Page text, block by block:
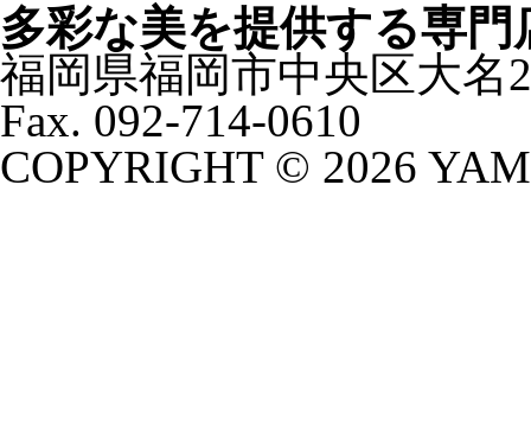
多彩な美を提供する専
福岡県福岡市中央区大
Fax. 092-714-0610
COPYRIGHT © 2026